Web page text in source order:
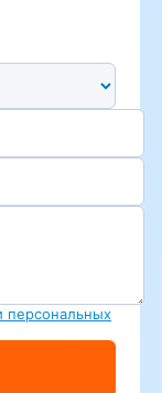
персональных